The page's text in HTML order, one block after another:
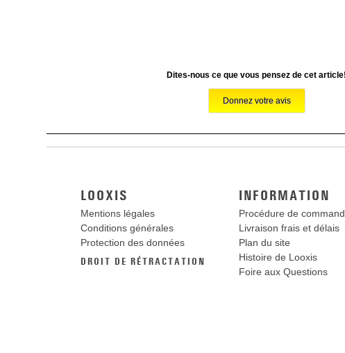
Dites-nous ce que vous pensez de cet article!
LOOXIS
Mentions légales
Conditions générales
Protection des données
DROIT DE RÉTRACTATION
INFORMATION
Procédure de
Livraison frais et délais
Plan du site
Histoire de Looxis
Foire aux Questions